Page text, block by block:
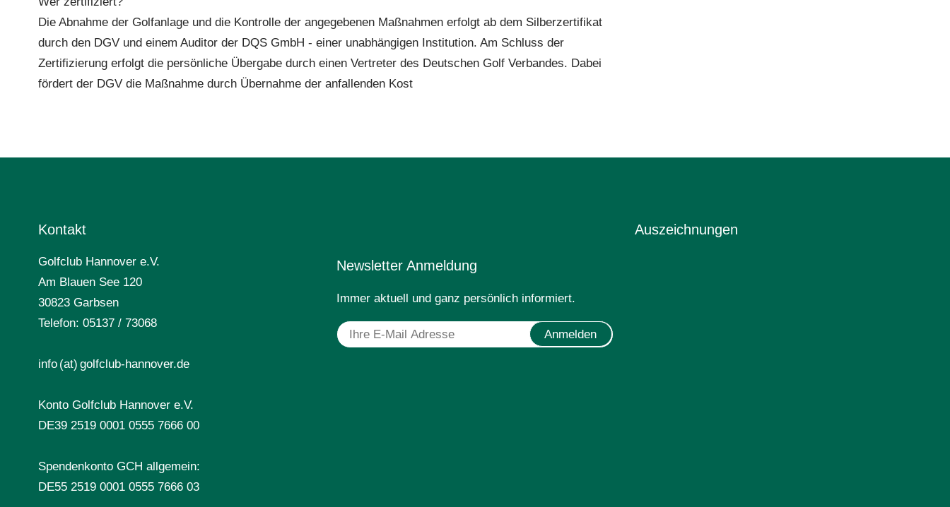
Die Abnahme der Golfanlage und die Kontrolle der angegebenen Maßnahmen erfolgt ab dem Silberzertifikat
durch den DGV und einem Auditor der DQS GmbH - einer unabhängigen Institution. Am Schluss der
Zertifizierung erfolgt die persönliche Übergabe durch einen Vertreter des Deutschen Golf Verbandes. Dabei
fördert der DGV die Maßnahme durch Übernahme der anfallenden Kost
Kontakt
Golfclub Hannover e.V.
Am Blauen See 120
30823 Garbsen
Telefon: 05137 / 73068
info (at) golfclub-hannover.de
Konto Golfclub Hannover e.V.
DE39 2519 0001 0555 7666 00
Spendenkonto GCH allgemein:
DE55 2519 0001 0555 7666 03
Newsletter Anmeldung
Immer aktuell und ganz persönlich informiert.
Anmelden
Auszeichnungen